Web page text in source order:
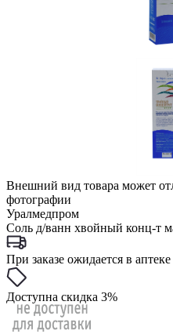
Внешний вид товара может
фотографии
Уралмедпром
Соль д/ванн хвойный конц-т
При заказе ожидается в
Доступна скидка 3%